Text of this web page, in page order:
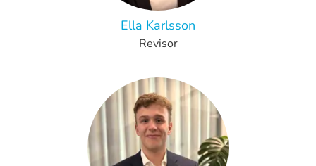
Ella Karlsson
Revisor